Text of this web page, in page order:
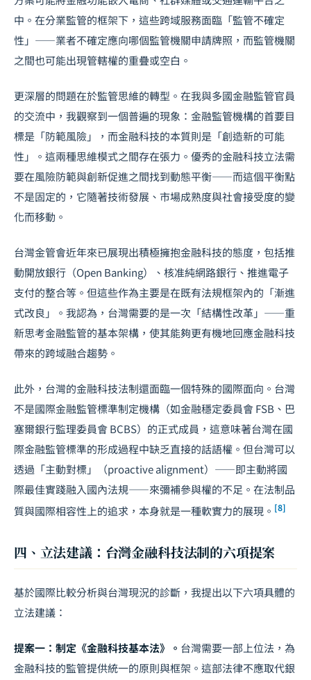
中。在分業監管的框架下，這些跨域服務面臨「監管不確定
性」——業者不確定應向哪個監管機關申請牌照，而監管機關
之間也可能出現管轄權的重疊或空白。
更深層的問題在於監管思維的轉型。在我與多國金融監管官員
的交流中，我觀察到一個普遍的現象：金融監管機構的首要目
標是「防範風險」，而金融科技的本質則是「創造新的可能
性」。這兩種思維模式之間存在張力。優秀的金融科技立法需
要在風險防範與創新促進之間找到動態平衡——而這個平衡點
不是固定的，它隨著技術發展、市場成熟度與社會接受度的變
化而移動。
台灣金管會近年來已展現出積極擁抱金融科技的態度，包括推
動開放銀行（Open Banking）、核准純網路銀行、推進電子
支付的整合等。但這些作為主要是在既有法規框架內的「漸進
式改良」。我認為，台灣需要的是一次「結構性改革」——重
新思考金融監管的基本架構，使其能夠更有機地回應金融科技
帶來的跨域融合趨勢。
此外，台灣的金融科技法制還面臨一個特殊的國際面向。台灣
不是國際金融監管標準制定機構（如金融穩定委員會 FSB、巴
塞爾銀行監理委員會 BCBS）的正式成員，這意味著台灣在國
際金融監管標準的形成過程中缺乏直接的話語權。但台灣可以
透過「主動對標」（proactive alignment）——即主動將國
際最佳實踐融入國內法規——來彌補參與權的不足。在法制品
質與國際相容性上的追求，本身就是一種軟實力的展現。 [8]
四、立法建議：台灣金融科技法制的六項提案
基於國際比較分析與台灣現況的診斷，我提出以下六項具體的
立法建議：
提案一：制定《金融科技基本法》。 台灣需要一部上位法，為
金融科技的監管提供統一的原則與框架。這部法律不應取代銀